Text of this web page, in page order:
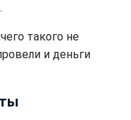
такого не
и деньги